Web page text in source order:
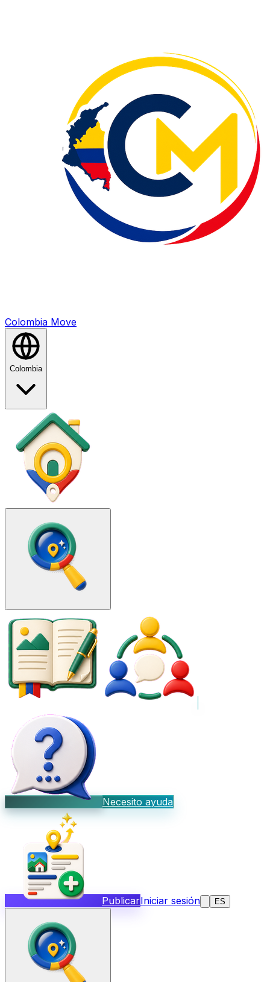
Colombia Move
Colombia
Necesito ayuda
PublicarIniciar sesión ES